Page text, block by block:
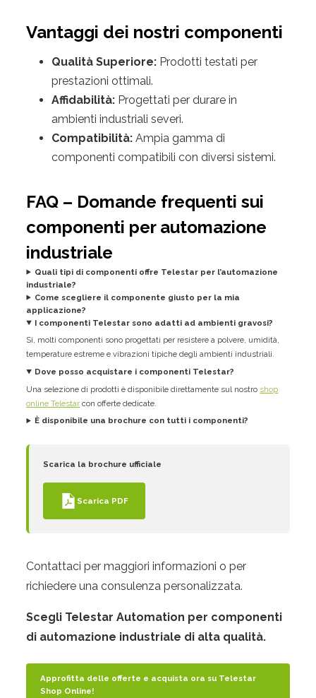
Vantaggi dei nostri componenti
Qualità Superiore: Prodotti testati per
prestazioni ottimali.
Affidabilità: Progettati per durare in
ambienti industriali severi.
Compatibilità: Ampia gamma di
componenti compatibili con diversi sistemi.
FAQ – Domande frequenti sui
componenti per automazione
industriale
Quali tipi di componenti offre Telestar per l’automazione
industriale?
Come scegliere il componente giusto per la mia
applicazione?
I componenti Telestar sono adatti ad ambienti gravosi?
Sì, molti componenti sono progettati per resistere a polvere, umidità,
temperature estreme e vibrazioni tipiche degli ambienti industriali.
Dove posso acquistare i componenti Telestar?
Una selezione di prodotti è disponibile direttamente sul nostro shop
online Telestar con offerte dedicate.
È disponibile una brochure con tutti i componenti?
Scarica la brochure ufficiale
Scarica PDF
Contattaci per maggiori informazioni o per
richiedere una consulenza personalizzata.
Scegli Telestar Automation per componenti
di automazione industriale di alta qualità.
Approfitta delle offerte e acquista ora su Telestar
Shop Online!